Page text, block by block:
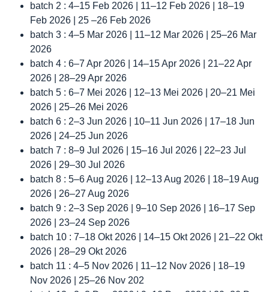
batch 2 : 4–15 Feb 2026 | 11–12 Feb 2026 | 18–19
Feb 2026 | 25 –26 Feb 2026
batch 3 : 4–5 Mar 2026 | 11–12 Mar 2026 | 25–26 Mar
2026
batch 4 : 6–7 Apr 2026 | 14–15 Apr 2026 | 21–22 Apr
2026 | 28–29 Apr 2026
batch 5 : 6–7 Mei 2026 | 12–13 Mei 2026 | 20–21 Mei
2026 | 25–26 Mei 2026
batch 6 : 2–3 Jun 2026 | 10–11 Jun 2026 | 17–18 Jun
2026 | 24–25 Jun 2026
batch 7 : 8–9 Jul 2026 | 15–16 Jul 2026 | 22–23 Jul
2026 | 29–30 Jul 2026
batch 8 : 5–6 Aug 2026 | 12–13 Aug 2026 | 18–19 Aug
2026 | 26–27 Aug 2026
batch 9 : 2–3 Sep 2026 | 9–10 Sep 2026 | 16–17 Sep
2026 | 23–24 Sep 2026
batch 10 : 7–18 Okt 2026 | 14–15 Okt 2026 | 21–22 Okt
2026 | 28–29 Okt 2026
batch 11 : 4–5 Nov 2026 | 11–12 Nov 2026 | 18–19
Nov 2026 | 25–26 Nov 202